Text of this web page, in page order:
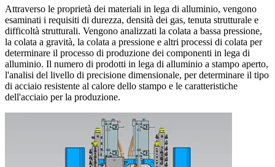
Attraverso le proprietà dei materiali in lega di alluminio, vengono
esaminati i requisiti di durezza, densità dei gas, tenuta strutturale e
difficoltà strutturali. Vengono analizzati la colata a bassa pressione,
la colata a gravità, la colata a pressione e altri processi di colata per
determinare il processo di produzione dei componenti in lega di
alluminio. Il numero di prodotti in lega di alluminio a stampo aperto,
l'analisi del livello di precisione dimensionale, per determinare il tipo
di acciaio resistente al calore dello stampo e le caratteristiche
dell'acciaio per la produzione.